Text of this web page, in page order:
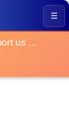
☰
us ...